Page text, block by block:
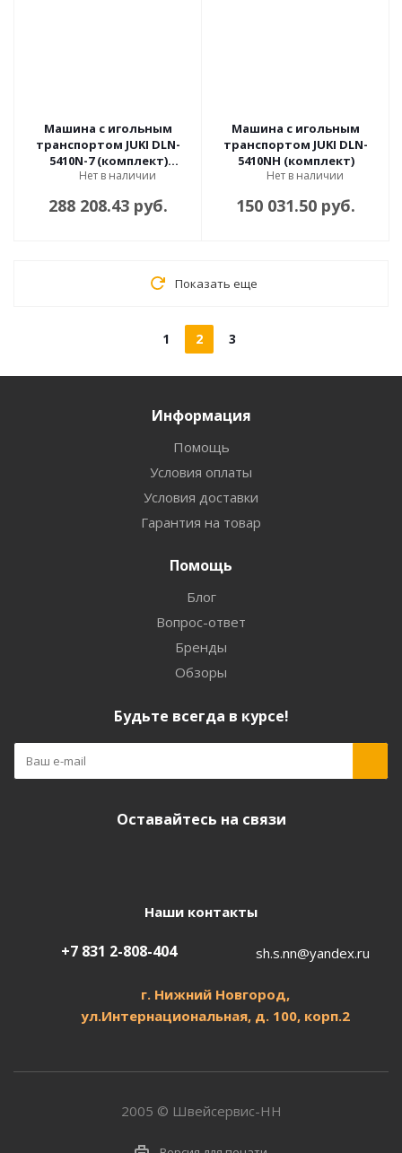
Машина c игольным
транспортом JUKI DLN-
5410N-7 (комплект)
автомат
Нет в наличии
288 208.43 руб.
Машина c игольным
транспортом JUKI DLN-
5410NH (комплект)
Нет в наличии
150 031.50 руб.
Показать еще
1 2 3
Информация
Помощь
Условия оплаты
Условия доставки
Гарантия на товар
Помощь
Блог
Вопрос-ответ
Бренды
Обзоры
Будьте всегда в курсе!
Оставайтесь на связи
Наши контакты
+7 831 2-808-404 sh.s.nn@yandex.ru
г. Нижний Новгород,
ул.Интернациональная, д. 100, корп.2
2005 © Швейсервис-НН